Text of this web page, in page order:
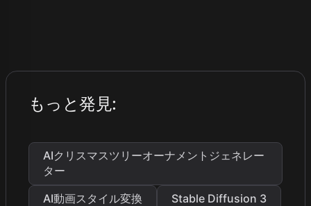
もっと発見:
AIクリスマスツリーオーナメントジェネレー
ター
AI動画スタイル変換
Stable Diffusion 3